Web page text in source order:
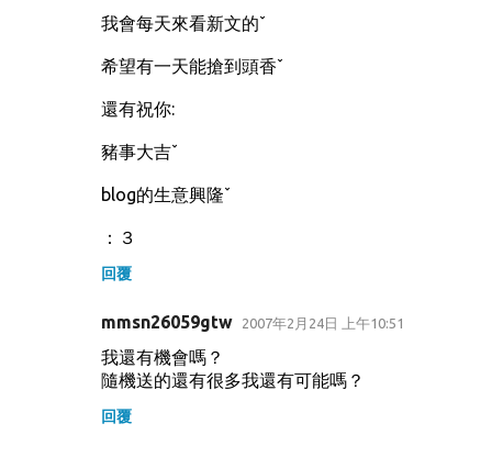
我會每天來看新文的ˇ
希望有一天能搶到頭香ˇ
還有祝你:
豬事大吉ˇ
blog的生意興隆ˇ
：３
回覆
mmsn26059gtw 2007年2月24日 上午10:51
我還有機會嗎？
隨機送的還有很多我還有可能嗎？
回覆